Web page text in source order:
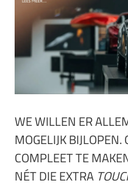
WE WILLEN ER
MOGELIJK
COMPLEET TE
NÉT DIE EXTRA